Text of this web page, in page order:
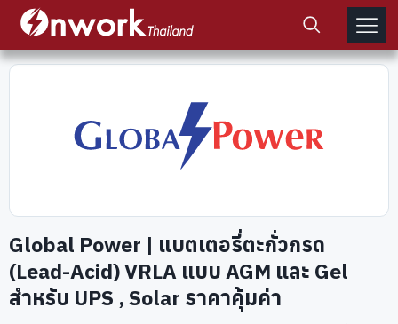
Global Power | แบตเตอรี่ตะกั่วกรด
(Lead-Acid) VRLA แบบ AGM และ Gel
สำหรับ UPS , Solar ราคาคุ้มค่า